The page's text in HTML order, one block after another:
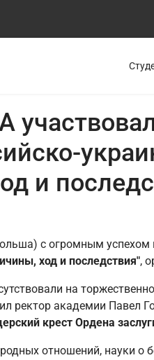
и
с огромным успехом
ход и последствия",
на
ректор академии Павел
крест Ордена
отношений, науки о